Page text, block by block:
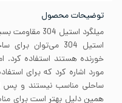
توضیحات محصول
میلگرد استیل
استیل 304
مورد اشاره کرد که برای
ساحلی مناسب نیستند و پس